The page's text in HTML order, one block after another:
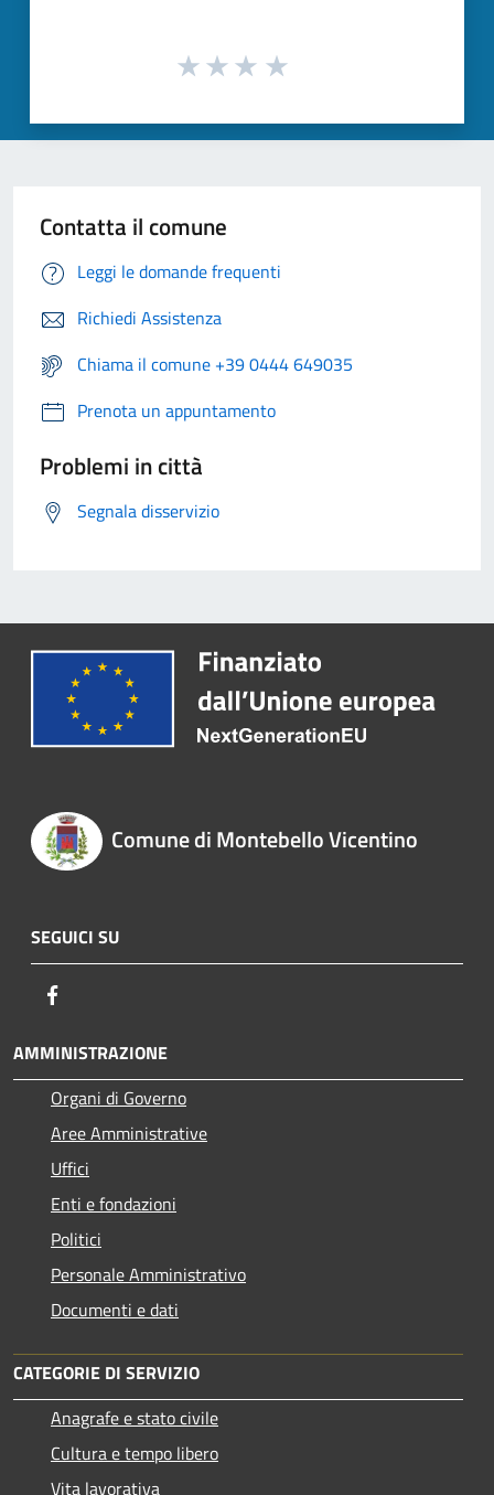
Contatta il comune
Leggi le domande frequenti
Richiedi Assistenza
Chiama il comune +39 0444 649035
Prenota un appuntamento
Problemi in città
Segnala disservizio
Comune di Montebello Vicentino
SEGUICI SU
AMMINISTRAZIONE
Organi di Governo
Aree Amministrative
Uffici
Enti e fondazioni
Politici
Personale Amministrativo
Documenti e dati
CATEGORIE DI SERVIZIO
Anagrafe e stato civile
Cultura e tempo libero
Vita lavorativa